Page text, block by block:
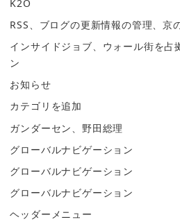
K2O
RSS、ブログの更新情報の管理、京
インサイドジョブ、ウォール街を占
ン
お知らせ
カテゴリを追加
ガンダーセン、野田総理
グローバルナビゲーション
グローバルナビゲーション
グローバルナビゲーション
ヘッダーメニュー